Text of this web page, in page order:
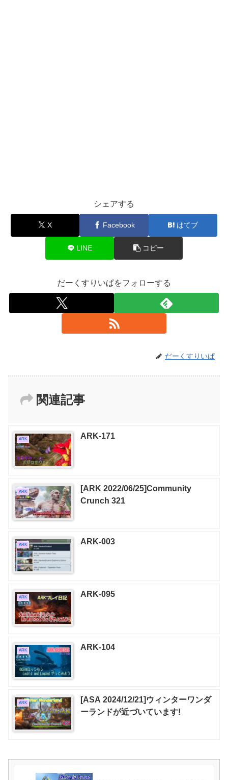
シェアする
X Facebook はてブ
LINE コピー
だーくすりいぱをフォローする
だーくすりいぱ
関連記事
ARK ARK-171
ARK
[ARK 2022/06/25]Community
Crunch 321
ARK ARK-003
ARK ARK-095
ARK ARK-104
ARK
[ASA 2024/12/21]ウィンターワンダ
ーランドが近づいています!